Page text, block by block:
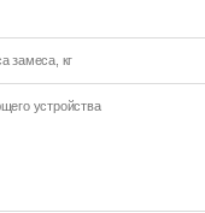
замеса, кг
устройства